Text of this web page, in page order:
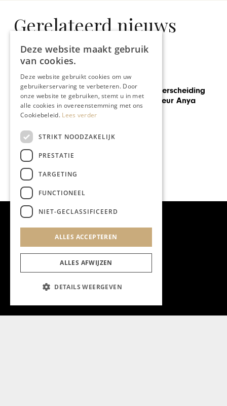
Gerelateerd nieuws
REIZEN
Koninklijke Onderscheiding
voor VVV-directeur Anya
Niewierra
Deze website maakt gebruik
van cookies.
Deze website gebruikt cookies om uw
gebruikerservaring te verbeteren. Door
onze website te gebruiken, stemt u in met
alle cookies in overeenstemming met ons
Cookiebeleid. Lees verder
STRIKT NOODZAKELIJK
PRESTATIE
TARGETING
FUNCTIONEEL
NIET-GECLASSIFICEERD
ALLES ACCEPTEREN
ALLES AFWIJZEN
DETAILS WEERGEVEN